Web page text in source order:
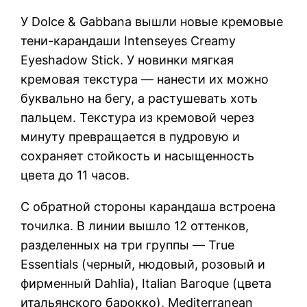
У Dolce & Gabbana вышли новые кремовые
тени-карандаши Intenseyes Creamy
Eyeshadow Stick. У новинки мягкая
кремовая текстура — нанести их можно
буквально на бегу, а растушевать хоть
пальцем. Текстура из кремовой через
минуту превращается в пудровую и
сохраняет стойкость и насыщенность
цвета до 11 часов.
С обратной стороны карандаша встроена
точилка. В линии вышло 12 оттенков,
разделенных на три группы — True
Essentials (черный, нюдовый, розовый и
фирменный Dahlia), Italian Baroque (цвета
итальянского барокко), Mediterranean